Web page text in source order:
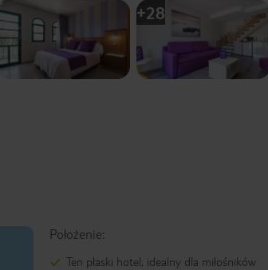
+28
Położenie:
Ten płaski hotel, idealny dla miłośników